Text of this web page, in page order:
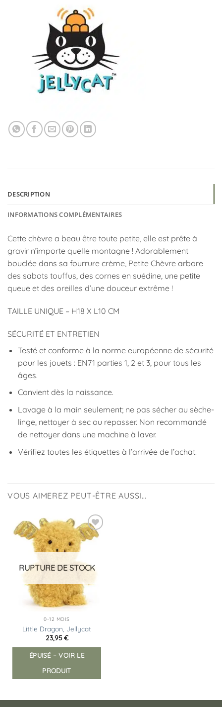
DESCRIPTION
INFORMATIONS COMPLÉMENTAIRES
Cette chèvre a beau être toute petite, elle est prête à
gravir n’importe quelle montagne ! Adorablement
bouclée dans sa fourrure crème, Petite Chèvre arbore
des sabots touffus, des cornes en suédine, une petite
queue et des oreilles d’une douceur extrême !
TAILLE UNIQUE – H18 X L10 CM
SÉCURITÉ ET ENTRETIEN
Testé et conforme à la norme européenne de sécurité
pour les jouets : EN71 parties 1, 2 et 3, pour tous les
âges.
Convient dès la naissance.
Lavage à la main seulement; ne pas sécher au sèche-
linge, nettoyer à sec ou repasser. Non recommandé
de nettoyer dans une machine à laver.
Vérifiez toutes les étiquettes à l’arrivée de l’achat.
VOUS AIMEREZ PEUT-ÊTRE AUSSI…
Ajouter
RUPTURE DE STOCK
0-12 MOIS
Little Dragon, Jellycat
23,95€
ÉPUISÉ – VOIR LE
PRODUIT